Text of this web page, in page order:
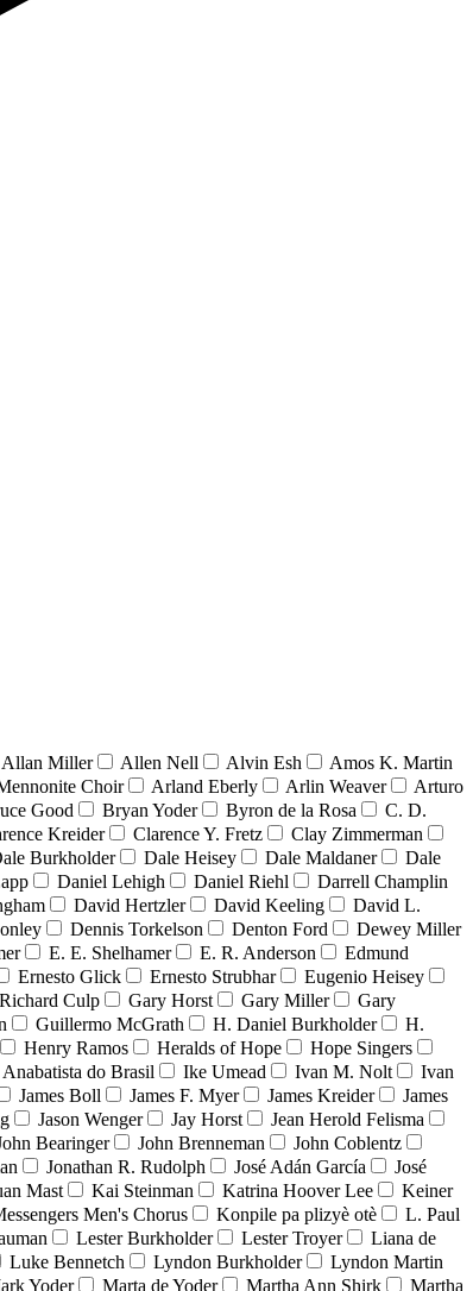
Allan Miller Allen Nell Alvin Esh
Amos K. Martin
Choir Arland Eberly Arlin Weaver
Arturo
Good Bryan Yoder Byron de la Rosa
C. D.
Kreider Clarence Y. Fretz
Clay Zimmerman
Burkholder Dale Heisey Dale Maldaner
Dale
Daniel Lehigh Daniel Riehl
Darrell Champlin
David Hertzler David Keeling
David L.
Dennis Torkelson Denton Ford
Dewey Miller
E. E. Shelhamer E. R. Anderson
Edmund
Ernesto Glick Ernesto Strubhar
Eugenio Heisey
Culp Gary Horst Gary Miller
Gary
Guillermo McGrath H. Daniel Burkholder
H.
Henry Ramos Heralds of Hope
Hope Singers
do Brasil Ike Umead Ivan M. Nolt
Ivan
James Boll James F. Myer James Kreider
James
Jason Wenger Jay Horst
Jean Herold Felisma
Bearinger John Brenneman
John Coblentz
Jonathan R. Rudolph José Adán García
José
Mast Kai Steinman Katrina Hoover Lee
Keiner
Men's Chorus Konpile pa plizyè otè
L. Paul
Lester Burkholder Lester Troyer
Liana de
Luke Bennetch Lyndon Burkholder
Lyndon Martin
Yoder Marta de Yoder Martha Ann Shirk Martha